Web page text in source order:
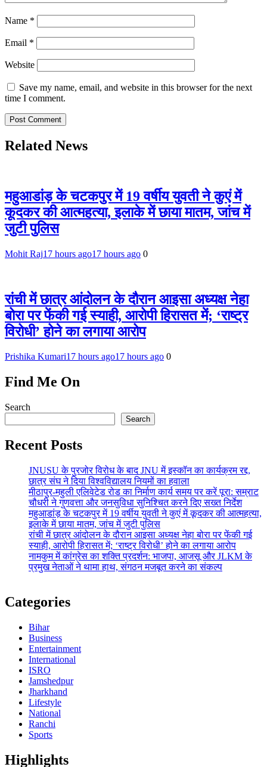
Name *
Email *
Website
Save my name, email, and website in this browser for the next
time I comment.
Related News
महुआडांड़ के चटकपुर में 19 वर्षीय युवती ने कुएं में
कूदकर की आत्महत्या, इलाके में छाया मातम, जांच में
जुटी पुलिस
Mohit Raj17 hours ago17 hours ago 0
रांची में छात्र आंदोलन के दौरान आइसा अध्यक्ष नेहा
बोरा पर फेंकी गई स्याही, आरोपी हिरासत में; ‘राष्ट्र
विरोधी’ होने का लगाया आरोप
Prishika Kumari17 hours ago17 hours ago 0
Find Me On
Search
Search
Recent Posts
JNUSU के पुरजोर विरोध के बाद JNU में इस्कॉन का कार्यक्रम रद्द,
छात्र संघ ने दिया विश्वविद्यालय नियमों का हवाला
मीठापुर-महुली एलिवेटेड रोड का निर्माण कार्य समय पर करें पूरा: सम्राट
चौधरी ने गुणवत्ता और जनसुविधा सुनिश्चित करने दिए सख्त निर्देश
महुआडांड़ के चटकपुर में 19 वर्षीय युवती ने कुएं में कूदकर की आत्महत्या,
इलाके में छाया मातम, जांच में जुटी पुलिस
रांची में छात्र आंदोलन के दौरान आइसा अध्यक्ष नेहा बोरा पर फेंकी गई
स्याही, आरोपी हिरासत में; ‘राष्ट्र विरोधी’ होने का लगाया आरोप
नामकुम में कांग्रेस का शक्ति प्रदर्शन: भाजपा, आजसू और JLKM के
प्रमुख नेताओं ने थामा हाथ, संगठन मजबूत करने का संकल्प
Categories
Bihar
Business
Entertainment
International
ISRO
Jamshedpur
Jharkhand
Lifestyle
National
Ranchi
Sports
Highlights